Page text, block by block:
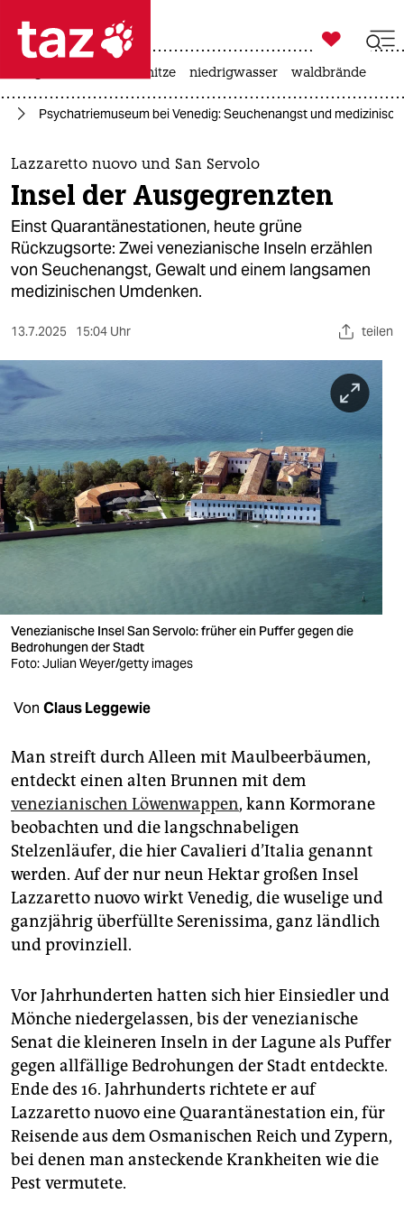
 taz zahl ich
taz zahl ich
themen
politik
öko
gesellschaft
kultur
sport
berlin
nord
wahrheit
verlag
shop
fragen & hilfe
unterstützen
genossenschaft
epaper login

taz zahl ich
hitze niedrigwasser waldbrände
Psychatriemuseum bei Venedig: Seuchenangst und
Lazzaretto nuovo und San Servolo
Insel der Ausgegrenzten
Einst Quarantänestationen, heute grüne
Rückzugsorte: Zwei venezianische Inseln erzählen
von Seuchenangst, Gewalt und einem langsamen
medizinischen Umdenken.
13.7.2025 15:04 Uhr teilen
Venezianische Insel San Servolo: früher ein Puffer gegen die
Bedrohungen der Stadt
Foto: Julian Weyer/getty images
Von Claus Leggewie
Man streift durch Alleen mit Maulbeerbäumen,
entdeckt einen alten Brunnen mit dem
venezianischen Löwenwappen, kann Kormorane
beobachten und die langschnabeligen
Stelzenläufer, die hier Cavalieri d’Italia genannt
werden. Auf der nur neun Hektar großen Insel
Lazzaretto nuovo wirkt Venedig, die wuselige und
ganzjährig überfüllte Serenissima, ganz ländlich
und provinziell.
Vor Jahrhunderten hatten sich hier Einsiedler und
Mönche niedergelassen, bis der venezianische
Senat die kleineren Inseln in der Lagune als Puffer
gegen allfällige Bedrohungen der Stadt entdeckte.
Ende des 16. Jahrhunderts richtete er auf
Lazzaretto nuovo eine Quarantänestation ein, für
Reisende aus dem Osmanischen Reich und Zypern,
bei denen man ansteckende Krankheiten wie die
Pest vermutete.